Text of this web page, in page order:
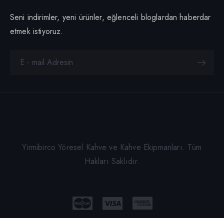
Seni indirimler, yeni ürünler, eğlenceli bloglardan haberdar
etmek istiyoruz.
Yirmibirco Yöresel Kahve ve Kahve Ekipmanları. Tüm
Hakları Saklıdır.